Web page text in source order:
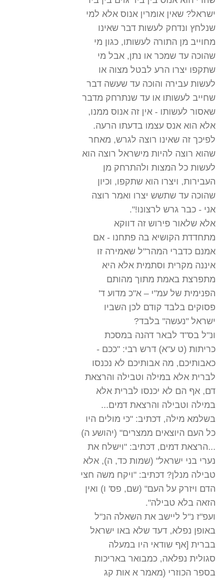
ישראל? שאין אומרין אנוס אלא למי
שנלחץ ונדחק לעשות דבר שאינו
מחוייב מן התורה לעשותו, כגון מי
שהוכה עד שמכר או נתן, אבל מי
שתקפו יצרו הרע לבטל מצוה או
לעשות עבירה והוכה עד שעשה דבר
שחייב לעשותו או עד שנתרחק מדבר
שאסור לעשותו - אין זה אנוס ממנו,
אלא הוא אנס עצמו בדעתו הרעה.
לפיכך זה שאינו רוצה לגרש, מאחר
שהוא רוצה להיות מישראל רוצה הוא
לעשות כל המצות ולהתרחק מן
העבירות, ויצרו הוא שתקפו, וכיון
שהוכה עד שתשש יצרו ואמר רוצה
אני - כבר גרש לרצונו!".
אלא שלאור פירוש זה דווקא
מתחדדת הקושיא בה פתחנו - אם
אמנם כדברי המהר"ל שאמירה זו
איננה מקרית וסתמית אלא היא
מתפרצת באמת מתוך מהותם
הפנימית של עמ"י – א"כ מדוע ד'
פסוקים בלבד קודם לכן השביו
ישראל "נעשה" בלבד?
ונ"ל בס"ד לבאר דהנה במסכת
כריתות (ט ע"א) דרש רבי: "ככם -
כאבותיכם, מה אבותיכם לא נכנסו
לברית אלא במילה וטבילה והרצאת
דם, אף הם לא יכנסו לברית אלא
במילה וטבילה והרצאת דמים...
בשלמא מילה, דכתיב: "כי מולים היו
כל העם היוצאים ממצרים" (יהושע ה)
...הרצאת דמים, דכתיב: "וישלח את
נערי בני ישראל" (שמות כד, ה), אלא
טבילה מנלן? דכתיב: "ויקח משה חצי
הדם ויזרק על העם" (שם, פס' ו) ואין
הזאה בלא טבילה".
ועפ"ז נ"ל ליישב את השאלה הנ"ל
באופן נפלא, דעד שלא באו ישראל
בברית [אף שודאי היו במעלה
סגולית נפלאה, כמבואר באריכות
בספר הכוזרי (מאמר א אות קג